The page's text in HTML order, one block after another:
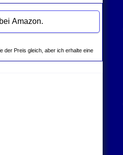
Empfehlungen des Mondkalenders zu "Werkzeugholz" bei Amazon.
der Preis gleich, aber ich erhalte eine